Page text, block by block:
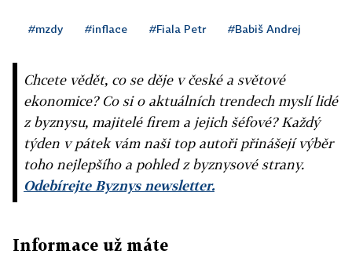
#mzdy #inflace #Fiala Petr #Babiš Andrej
Chcete vědět, co se děje v české a světové
ekonomice? Co si o aktuálních trendech myslí lidé
z byznysu, majitelé firem a jejich šéfové? Každý
týden v pátek vám naši top autoři přinášejí výběr
toho nejlepšího a pohled z byznysové strany.
Odebírejte Byznys newsletter.
Informace už máte